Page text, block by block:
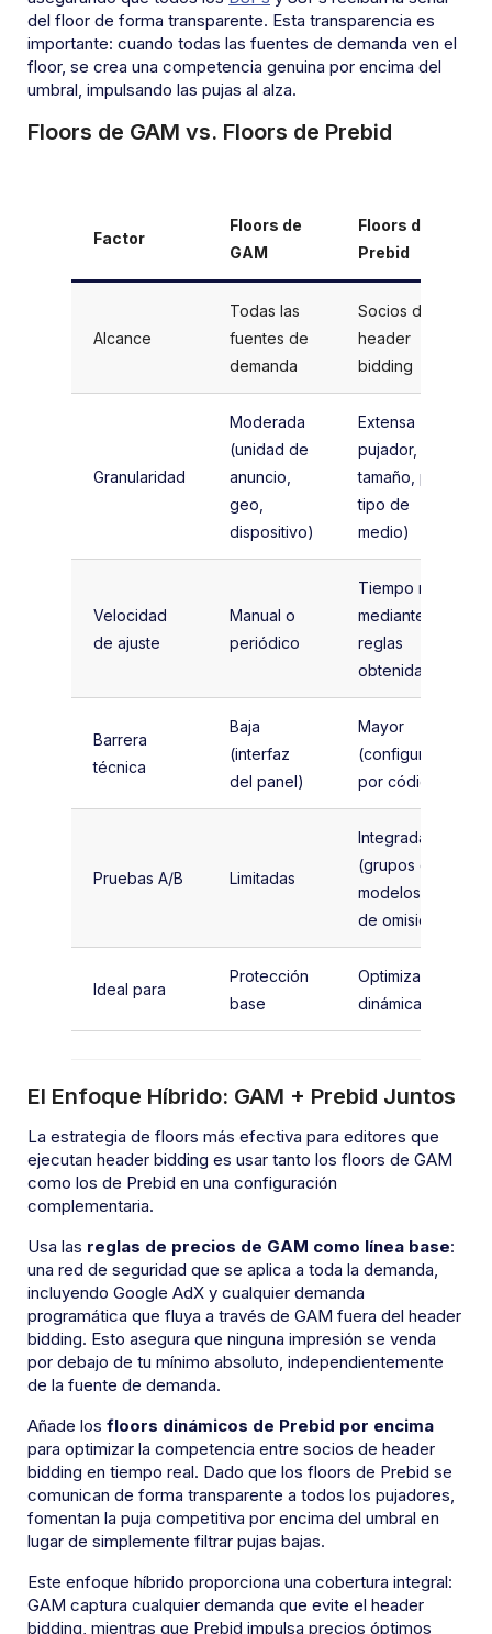
del floor de forma transparente. Esta transparencia es
importante: cuando todas las fuentes de demanda ven el
floor, se crea una competencia genuina por encima del
umbral, impulsando las pujas al alza.
Floors de GAM vs. Floors de Prebid
Factor
Floors de
GAM
Floors de
Prebid
Alcance
Todas las
fuentes de
demanda
Socios de
header
bidding
Granularidad
Moderada
(unidad de
anuncio,
geo,
dispositivo)
Extensa (por
pujador, por
tamaño, por
tipo de
medio)
Velocidad
de ajuste
Manual o
periódico
Tiempo real
mediante
reglas
obtenidas
Barrera
técnica
Baja
(interfaz
del panel)
Mayor
(configuración
por código)
Pruebas A/B Limitadas
Integradas
(grupos de
modelos, tasa
de omisión)
Ideal para
Protección
base
Optimización
dinámica
El Enfoque Híbrido: GAM + Prebid Juntos
La estrategia de floors más efectiva para editores que
ejecutan header bidding es usar tanto los floors de GAM
como los de Prebid en una configuración
complementaria.
Usa las reglas de precios de GAM como línea base:
una red de seguridad que se aplica a toda la demanda,
incluyendo Google AdX y cualquier demanda
programática que fluya a través de GAM fuera del header
bidding. Esto asegura que ninguna impresión se venda
por debajo de tu mínimo absoluto, independientemente
de la fuente de demanda.
Añade los floors dinámicos de Prebid por encima
para optimizar la competencia entre socios de header
bidding en tiempo real. Dado que los floors de Prebid se
comunican de forma transparente a todos los pujadores,
fomentan la puja competitiva por encima del umbral en
lugar de simplemente filtrar pujas bajas.
Este enfoque híbrido proporciona una cobertura integral:
GAM captura cualquier demanda que evite el header
bidding, mientras que Prebid impulsa precios óptimos